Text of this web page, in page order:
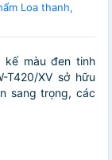
Loa thanh,
kế màu đen tinh
T420/XV sở hữu
sang trọng, các